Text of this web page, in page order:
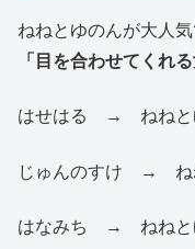
ねねとゆのんが大人
「目を合わせてくれる
はせはる → ねねと
じゅんのすけ → ね
はなみち → ねねと